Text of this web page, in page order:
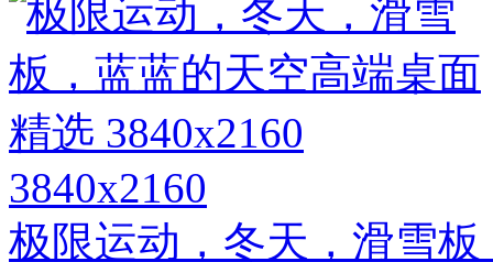
3840x2160
极限运动，冬天，滑雪